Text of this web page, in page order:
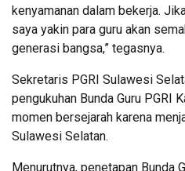
kenyamanan dalam bekerja.
saya yakin para guru akan
generasi bangsa,” tegasnya.
Sekretaris PGRI Sulawesi
pengukuhan Bunda Guru PGRI
momen bersejarah karena
Sulawesi Selatan.
Menurutnya, penetapan Bunda